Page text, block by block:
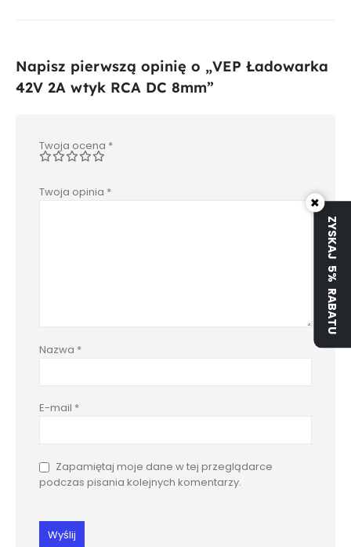
Napisz pierwszą opinię o „VEP Ładowarka
42V 2A wtyk RCA DC 8mm”
Twoja ocena *
Twoja opinia *
Nazwa *
E-mail *
Zapamiętaj moje dane w tej przeglądarce
podczas pisania kolejnych komentarzy.
×
ZYSKAJ 5% RABATU